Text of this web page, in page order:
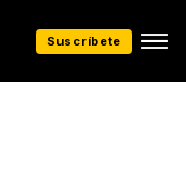
Suscríbete